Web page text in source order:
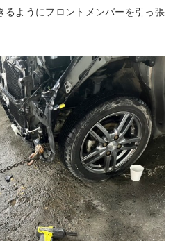
るようにフロントメンバーを引っ張